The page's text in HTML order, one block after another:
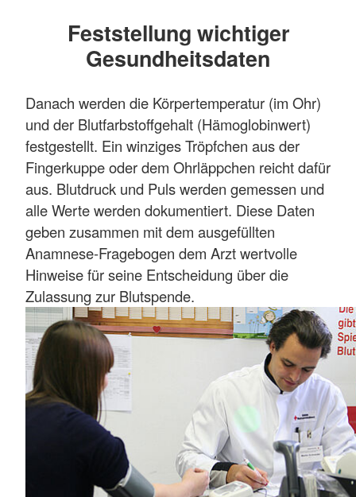
Feststellung wichtiger
Gesundheitsdaten
Danach werden die Körpertemperatur (im Ohr)
und der Blutfarbstoffgehalt (Hämoglobinwert)
festgestellt. Ein winziges Tröpfchen aus der
Fingerkuppe oder dem Ohrläppchen reicht dafür
aus. Blutdruck und Puls werden gemessen und
alle Werte werden dokumentiert. Diese Daten
geben zusammen mit dem ausgefüllten
Anamnese-Fragebogen dem Arzt wertvolle
Hinweise für seine Entscheidung über die
Zulassung zur Blutspende.